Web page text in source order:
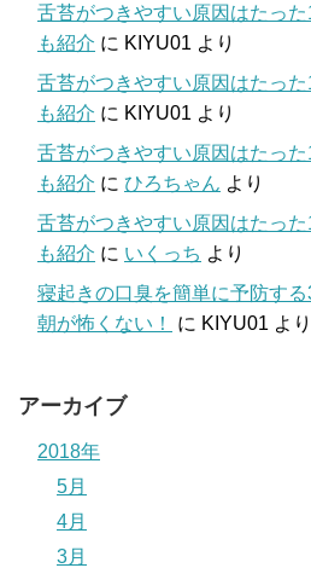
舌苔がつきやすい原因はたっ
も紹介 に KIYU01 より
舌苔がつきやすい原因はたっ
も紹介 に KIYU01 より
舌苔がつきやすい原因はたっ
も紹介 に ひろちゃん より
舌苔がつきやすい原因はたっ
も紹介 に いくっち より
寝起きの口臭を簡単に予防す
朝が怖くない！
に KIYU01 より
アーカイブ
2018年
5月
4月
3月